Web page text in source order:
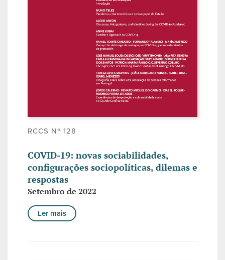
RCCS Nº 128
COVID-19: novas sociabilidades,
configurações sociopolíticas, dilemas e
respostas
Setembro de 2022
Ler mais